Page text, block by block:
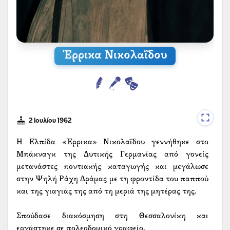
Έρρικα Νικολαΐδου
2 Ιουλίου 1962
Η Ελπίδα «Έρρικα» Νικολαΐδου γεννήθηκε στο
Μπάκναγκ της Δυτικής Γερμανίας από γονείς
μετανάστες ποντιακής καταγωγής και μεγάλωσε
στην Ψηλή Ράχη Δράμας με τη φροντίδα του παππού
και της γιαγιάς της από τη μεριά της μητέρας της.
Σπούδασε διακόσμηση στη Θεσσαλονίκη και